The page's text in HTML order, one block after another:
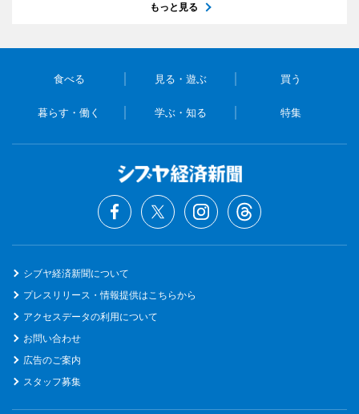
もっと見る
食べる 見る・遊ぶ 買う
暮らす・働く 学ぶ・知る 特集
シブヤ経済新聞について
プレスリリース・情報提供はこちらから
アクセスデータの利用について
お問い合わせ
広告のご案内
スタッフ募集